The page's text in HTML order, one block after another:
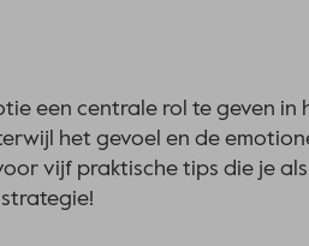
een centrale rol te geven in
het gevoel en de
vijf praktische tips die je